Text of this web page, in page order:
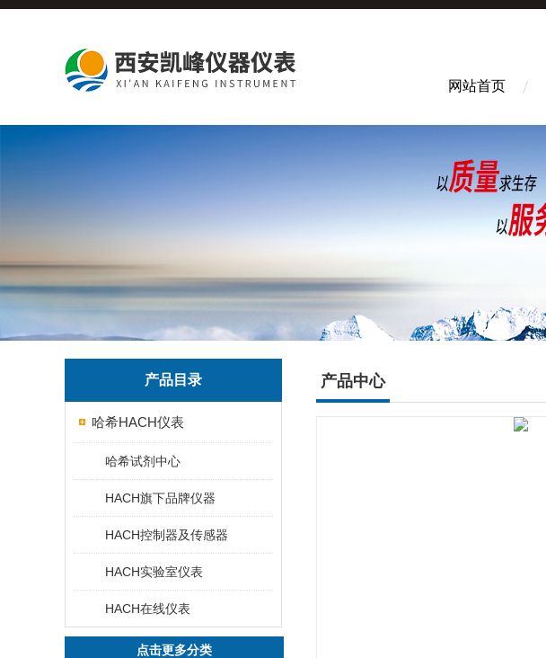
网站首页
产品目录
哈希HACH仪表
哈希试剂中心
HACH旗下品牌仪器
HACH控制器及传感器
HACH实验室仪表
HACH在线仪表
点击更多分类
产品中心